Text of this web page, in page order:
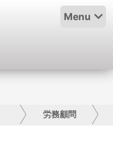
Menu
労務顧問